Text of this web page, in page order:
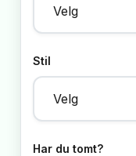
Stil
Har du tomt?